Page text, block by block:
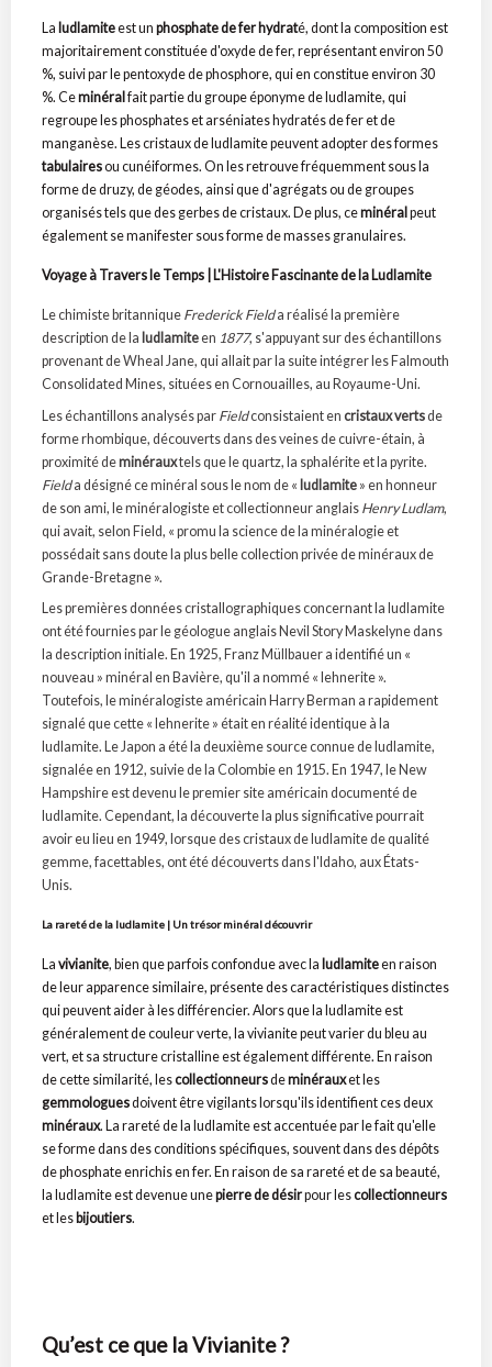
La ludlamiteest un phosphate de fer hydraté, dont la composition est
majoritairement constituée d'oxyde de fer, représentant environ 50
%, suivi par le pentoxyde de phosphore, qui en constitue environ 30
%. Ceminéralfait partie du groupe éponyme de ludlamite, qui
regroupe les phosphates et arséniates hydratés de fer et de
manganèse. Les cristaux de ludlamite peuvent adopter des formes
tabulairesou cunéiformes. On les retrouve fréquemment sous la
forme de druzy, de géodes, ainsi que d'agrégats ou de groupes
organisés tels que des gerbes de cristaux. De plus, ceminéralpeut
également se manifester sous forme de masses granulaires.
Voyage à Travers le Temps | L'Histoire Fascinante de la Ludlamite
Le chimiste britannique Frederick Fielda réalisé la première
description de la ludlamite en 1877, s'appuyant sur des échantillons
provenant de Wheal Jane, qui allait par la suite intégrer les Falmouth
Consolidated Mines, situées en Cornouailles, au Royaume-Uni.
Les échantillons analysés par Fieldconsistaient en cristaux vertsde
forme rhombique, découverts dans des veines de cuivre-étain, à
proximité deminérauxtels que le quartz, la sphalérite et la pyrite.
Fielda désigné ce minéral sous le nom de « ludlamite » en honneur
de son ami, le minéralogiste et collectionneur anglais Henry Ludlam,
qui avait, selon Field, « promu la science de la minéralogie et
possédait sans doute la plus belle collection privée de minéraux de
Grande-Bretagne ».
Les premières données cristallographiques concernant la ludlamite
ont été fournies par le géologue anglais Nevil Story Maskelyne dans
la description initiale. En 1925, Franz Müllbauer a identifié un «
nouveau » minéral en Bavière, qu'il a nommé « lehnerite ».
Toutefois, le minéralogiste américain Harry Berman a rapidement
signalé que cette « lehnerite » était en réalité identique à la
ludlamite. Le Japon a été la deuxième source connue de ludlamite,
signalée en 1912, suivie de la Colombie en 1915. En 1947, le New
Hampshire est devenu le premier site américain documenté de
ludlamite. Cependant, la découverte la plus significative pourrait
avoir eu lieu en 1949, lorsque des cristaux de ludlamite de qualité
gemme, facettables, ont été découverts dans l'Idaho, aux États-
Unis.
La rareté de la ludlamite | Un trésor minéral découvrir
Lavivianite, bien que parfois confondue avec la ludlamiteen raison
de leur apparence similaire, présente des caractéristiques distinctes
qui peuvent aider à les différencier. Alors que la ludlamite est
généralement de couleur verte, la vivianite peut varier du bleu au
vert, et sa structure cristalline est également différente. En raison
de cette similarité, lescollectionneursdeminérauxet les
gemmologuesdoivent être vigilants lorsqu'ils identifient ces deux
minéraux. La rareté de la ludlamite est accentuée par le fait qu'elle
se forme dans des conditions spécifiques, souvent dans des dépôts
de phosphate enrichis en fer. En raison de sa rareté et de sa beauté,
la ludlamite est devenue unepierre de désirpour lescollectionneurs
et les bijoutiers.
Qu’est ce que la Vivianite ?